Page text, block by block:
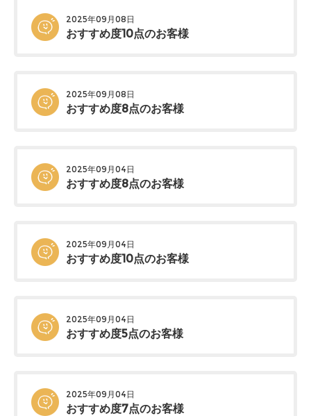
2025年09月08日
おすすめ度10点のお客様
2025年09月08日
おすすめ度8点のお客様
2025年09月04日
おすすめ度8点のお客様
2025年09月04日
おすすめ度10点のお客様
2025年09月04日
おすすめ度5点のお客様
2025年09月04日
おすすめ度7点のお客様